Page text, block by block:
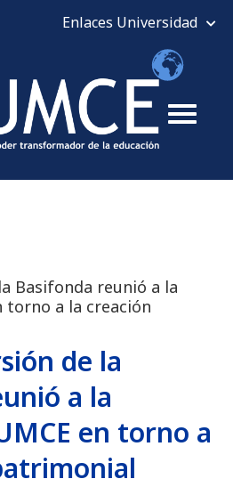
Basifonda reunió a la
torno a la creación
de la
a la
en torno a